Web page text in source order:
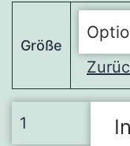
Größe
Küchenreiniger,